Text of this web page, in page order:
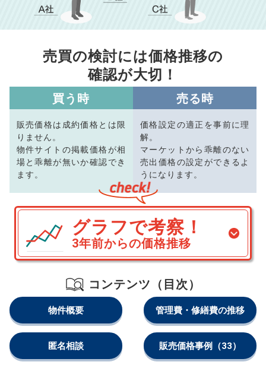
売買の検討には価格推移の
確認が大切！
買う時
販売価格は成約価格とは限
りません。
物件サイトの掲載価格が相
場と乖離が無いか確認でき
ます。
売る時
価格設定の適正を事前に理
解。
マーケットから乖離のない
売出価格の設定ができるよ
うになります。
グラフで考察！
3年前からの価格推移
コンテンツ（目次）
物件概要 管理費・修繕費の推移
匿名相談 販売価格事例 （33）